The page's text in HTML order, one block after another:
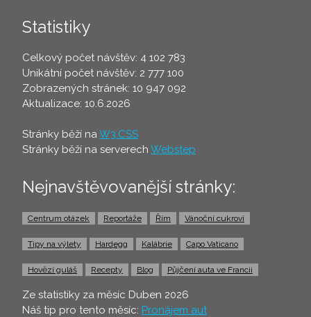
Statistiky
Celkový počet návštěv: 4 102 783
Unikátní počet návštěv: 2 777 100
Zobrazených stránek: 10 947 092
Aktualizace: 10.6.2026
Stránky běží naW3.CSS
Stránky běží na serverech Webstep
Nejnavštěvovanější stránky:
Centrum otázek Reportáže Řím Vánoční cukroví
Tipy na výlety Hardegg Kalábrie Capo Vaticano
Hovězí guláš Recepty Blog Půjčení auta ve Francii
Ze statistiky za měsíc Duben 2026
Náš tip pro tento měsíc: Pronájem aut